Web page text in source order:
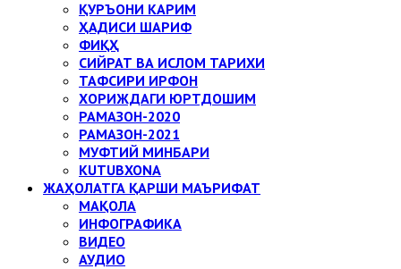
ҚУРЪОНИ КАРИМ
ҲАДИСИ ШАРИФ
ФИҚҲ
СИЙРАТ ВА ИСЛОМ ТАРИХИ
ТАФСИРИ ИРФОН
ХОРИЖДАГИ ЮРТДОШИМ
РАМАЗОН-2020
РАМАЗОН-2021
МУФТИЙ МИНБАРИ
KUTUBXONA
ЖАҲОЛАТГА ҚАРШИ МАЪРИФАТ
МАҚОЛА
ИНФОГРАФИКА
ВИДЕО
АУДИО